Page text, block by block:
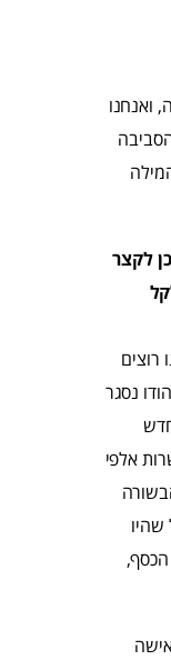
ואנחנו
לקצר
נסגר
עשרות אלפי
הכסף,